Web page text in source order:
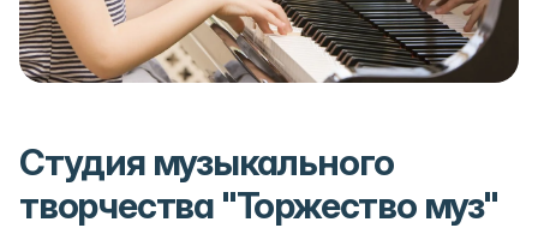
Студия музыкального
творчества "Торжество муз"